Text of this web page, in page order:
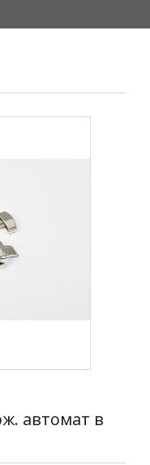
автомат в